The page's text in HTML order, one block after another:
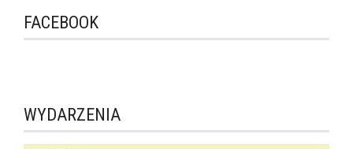
FACEBOOK
WYDARZENIA